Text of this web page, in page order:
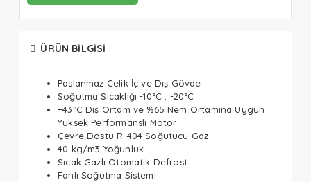
ÜRÜN BILGISI
Paslanmaz Çelik İç ve Dış Gövde
Soğutma Sıcaklığı -10°C ; -20°C
+43°C Dış Ortam ve %65 Nem Ortamına Uygun
Yüksek Performanslı Motor
Çevre Dostu R-404 Soğutucu Gaz
40 kg/m3 Yoğunluk
Sıcak Gazlı Otomatik Defrost
Fanlı Soğutma Sistemi